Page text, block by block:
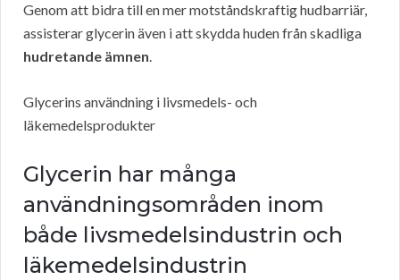
Genom att bidra till en mer motståndskraftig hudbarriär,
assisterar glycerin även i att skydda huden från skadliga
hudretande ämnen.
Glycerins användning i livsmedels- och
läkemedelsprodukter
Glycerin har många
användningsområden inom
både livsmedelsindustrin och
läkemedelsindustrin